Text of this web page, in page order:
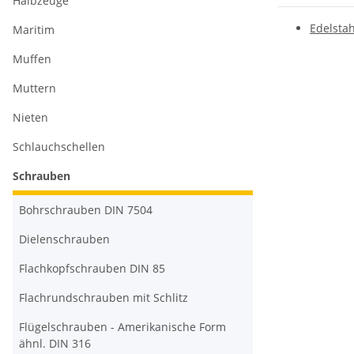
Maritim
Muffen
Muttern
Nieten
Schlauchschellen
Schrauben
Bohrschrauben DIN 7504
Dielenschrauben
Flachkopfschrauben DIN 85
Flachrundschrauben mit Schlitz
Flügelschrauben - Amerikanische Form
ähnl. DIN 316